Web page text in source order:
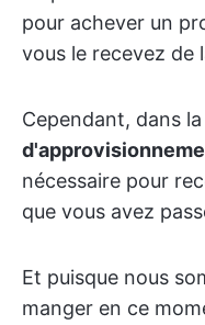
pour achever un
vous le recevez de
Cependant, dans la
nécessaire pour
que vous avez
Et puisque nous
manger en ce